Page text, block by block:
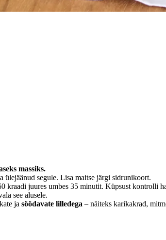
massiks.
ülejäänud segule. Lisa maitse järgi sidrunikoort.
kraadi juures umbes 35 minutit. Küpsust kontrolli
see alusele.
ja söödavate lilledega – näiteks karikakrad,